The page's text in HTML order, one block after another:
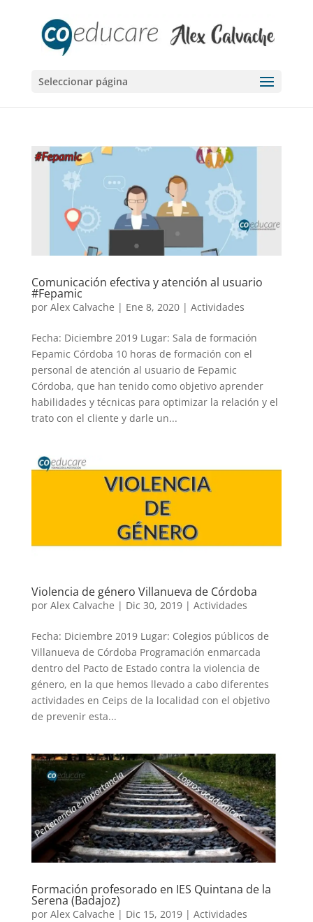
Seleccionar página
Comunicación efectiva y atención al usuario
#Fepamic
por Alex Calvache | Ene 8, 2020| Actividades
Fecha: Diciembre 2019 Lugar: Sala de formación
Fepamic Córdoba 10 horas de formación con el
personal de atención al usuario de Fepamic
Córdoba, que han tenido como objetivo aprender
habilidades y técnicas para optimizar la relación y el
trato con el cliente y darle un...
Violencia de género Villanueva de Córdoba
por Alex Calvache | Dic 30, 2019| Actividades
Fecha: Diciembre 2019 Lugar: Colegios públicos de
Villanueva de Córdoba Programación enmarcada
dentro del Pacto de Estado contra la violencia de
género, en la que hemos llevado a cabo diferentes
actividades en Ceips de la localidad con el objetivo
de prevenir esta...
Formación profesorado en IES Quintana de la
Serena (Badajoz)
por Alex Calvache | Dic 15, 2019| Actividades